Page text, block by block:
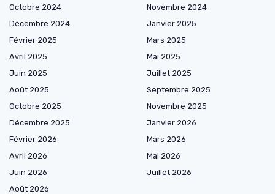
Octobre 2024
Novembre 2024
Décembre 2024
Janvier 2025
Février 2025
Mars 2025
Avril 2025
Mai 2025
Juin 2025
Juillet 2025
Août 2025
Septembre 2025
Octobre 2025
Novembre 2025
Décembre 2025
Janvier 2026
Février 2026
Mars 2026
Avril 2026
Mai 2026
Juin 2026
Juillet 2026
Août 2026